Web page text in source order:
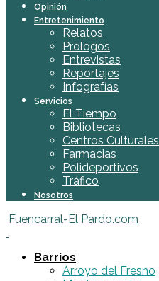
Opinión
Entretenimiento
Relatos
Prólogos
Entrevistas
Reportajes
Infografías
Servicios
El Tiempo
Bibliotecas
Centros Culturales
Farmacias
Polideportivos
Tráfico
Nosotros
Fuencarral-El Pardo.com
Barrios
Arroyo del Fresno